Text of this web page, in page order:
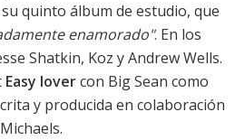
quinto álbum de estudio, que
enamorado". En los
Shatkin, Koz y Andrew Wells.
Easy lovercon Big Sean como
y producida en colaboración